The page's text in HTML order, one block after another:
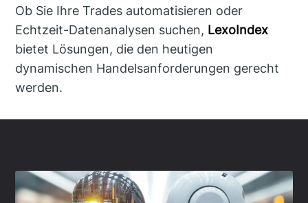
Ob Sie Ihre Trades automatisieren oder
Echtzeit-Datenanalysen suchen, LexoIndex
bietet Lösungen, die den heutigen
dynamischen Handelsanforderungen gerecht
werden.